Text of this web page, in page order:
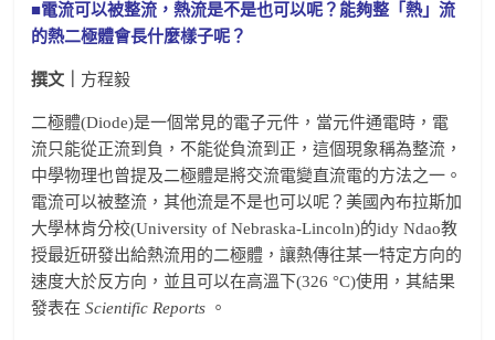
■電流可以被整流，熱流是不是也可以呢？能夠整「熱」流
的熱二極體會長什麼樣子呢？
撰文｜ 方程毅
二極體(Diode)是一個常見的電子元件，當元件通電時，電
流只能從正流到負，不能從負流到正，這個現象稱為整流，
中學物理也曾提及二極體是將交流電變直流電的方法之一。
電流可以被整流，其他流是不是也可以呢？美國內布拉斯加
大學林肯分校(University of Nebraska-Lincoln)的idy Ndao教
授最近研發出給熱流用的二極體，讓熱傳往某一特定方向的
速度大於反方向，並且可以在高溫下(326 °C)使用，其結果
發表在Scientific Reports 。